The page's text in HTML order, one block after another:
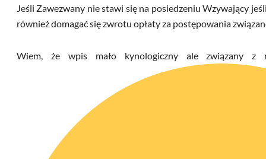
Jeśli Zawezwany nie stawi się na posiedzeniu Wzywający
również domagać się zwrotu opłaty za postępowania
Wiem, że wpis mało kynologiczny ale związany z